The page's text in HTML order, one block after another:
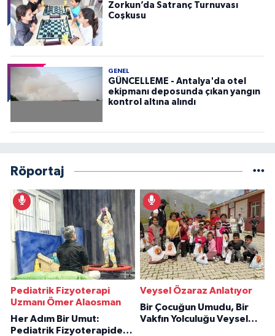
Zorkun’da Satranç Turnuvası
Coşkusu
GENEL
GÜNCELLEME - Antalya'da otel
ekipmanı deposunda çıkan yangın
kontrol altına alındı
Röportaj
Pediatrik Fizyoterapi
Uzmanı Ömer Alaosman
Her Adım Bir Umut:
Pediatrik Fizyoterapiden
Veysel Özaraz Anlatıyor
Bir Çocuğun Umudu, Bir
Vakfın Yolculuğu Veysel